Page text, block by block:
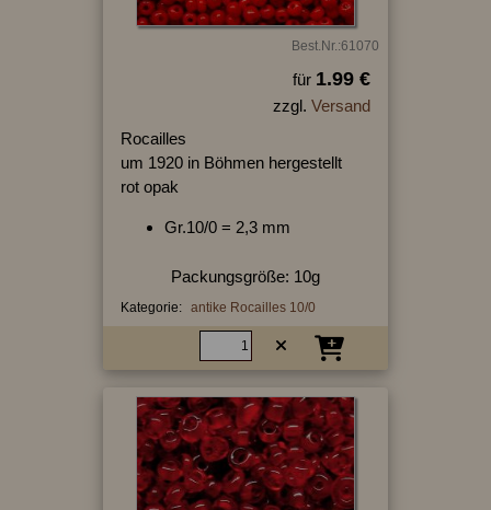
Best.Nr.:61070
für 1.99 €
zzgl. Versand
Rocailles
um 1920 in Böhmen hergestellt
rot opak
Gr.10/0 = 2,3 mm
Packungsgröße: 10g
Kategorie: antike Rocailles 10/0